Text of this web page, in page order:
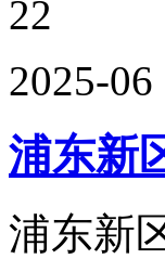
22
2025-06
浦东新
浦东新